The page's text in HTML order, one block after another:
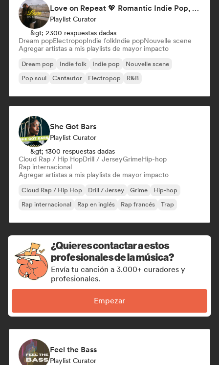
Love on Repeat 💖 Romantic Indie Pop, Neo Soul & Singer-Songwriter
Playlist Curator
&gt; 2300 respuestas dadas
Dream popElectropopIndie folkIndie popNouvelle scene
Agregar artistas a mis playlists de mayor impacto
Dream pop Indie folk Indie pop
Nouvelle scene
Pop soul
Cantautor Electropop R&B
She Got Bars
Playlist Curator
&gt; 1300 respuestas dadas
Cloud Rap / Hip HopDrill / JerseyGrimeHip-hop
Rap internacional
Agregar artistas a mis playlists de mayor impacto
Cloud Rap / Hip Hop Drill / Jersey Grime
Hip-hop
Rap internacional
Rap en inglés Rap francés Trap
¿Quieres contactar a estos
profesionales de la música?
Envía tu canción a 3.000+ curadores y
profesionales.
Empezar
Feel the Bass
Playlist Curator